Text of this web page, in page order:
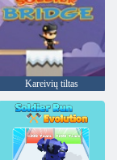
Kareivių tiltas